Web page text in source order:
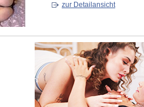
zur Detailansicht